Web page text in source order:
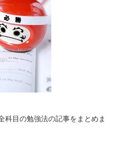
科目の勉強法の記事をまとめま